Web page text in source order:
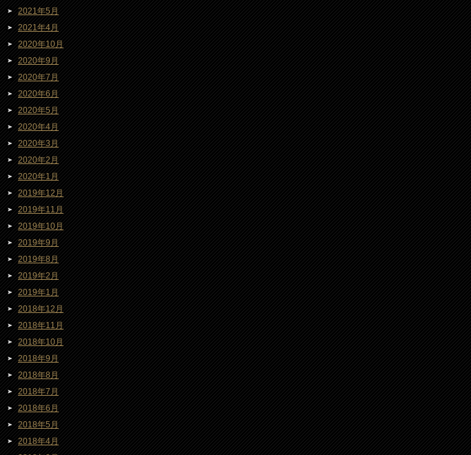
2021年5月
2021年4月
2020年10月
2020年9月
2020年7月
2020年6月
2020年5月
2020年4月
2020年3月
2020年2月
2020年1月
2019年12月
2019年11月
2019年10月
2019年9月
2019年8月
2019年2月
2019年1月
2018年12月
2018年11月
2018年10月
2018年9月
2018年8月
2018年7月
2018年6月
2018年5月
2018年4月